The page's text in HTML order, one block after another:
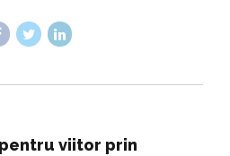
viitor prin